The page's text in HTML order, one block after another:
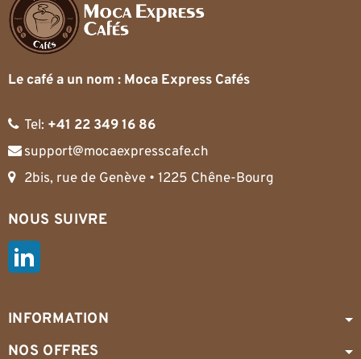
Le café a un nom : Moca Express Cafés
Tel: +41 22 349 16 86
support@mocaexpresscafe.ch
2bis, rue de Genève • 1225 Chêne-Bourg
NOUS SUIVRE
INFORMATION
NOS OFFRES